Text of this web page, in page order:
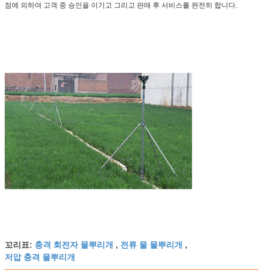
점에 의하여 고객 중 승인을 이기고 그리고 판매 후 서비스를 완전히 합니다.
꼬리표: 충격 회전자 물뿌리개 , 전류 물 물뿌리개 ,
저압 충격 물뿌리개